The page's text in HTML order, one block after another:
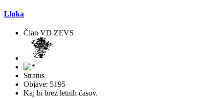
Lluka
Član VD ZEVS
Stratus
Objave: 5195
Kaj bi brez letnih časov.